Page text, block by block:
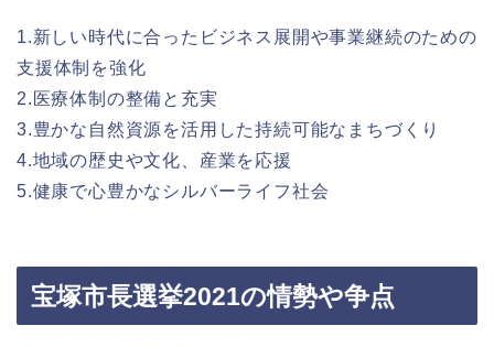
1.新しい時代に合ったビジネス展開や事業継続のための
支援体制を強化
2.医療体制の整備と充実
3.豊かな自然資源を活用した持続可能なまちづくり
4.地域の歴史や文化、産業を応援
5.健康で心豊かなシルバーライフ社会
宝塚市長選挙2021の情勢や争点